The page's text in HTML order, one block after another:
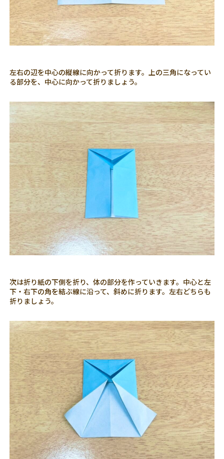
左右の辺を中心の縦線に向かって折ります。上の三角になってい
る部分を、中心に向かって折りましょう。
次は折り紙の下側を折り、体の部分を作っていきます。中心と左
下・右下の角を結ぶ線に沿って、斜めに折ります。左右どちらも
折りましょう。